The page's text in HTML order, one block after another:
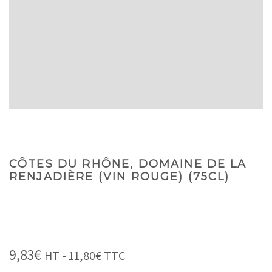
CÔTES DU RHÔNE, DOMAINE DE LA
RENJADIÈRE (VIN ROUGE) (75CL)
9,83€ HT - 11,80€TTC